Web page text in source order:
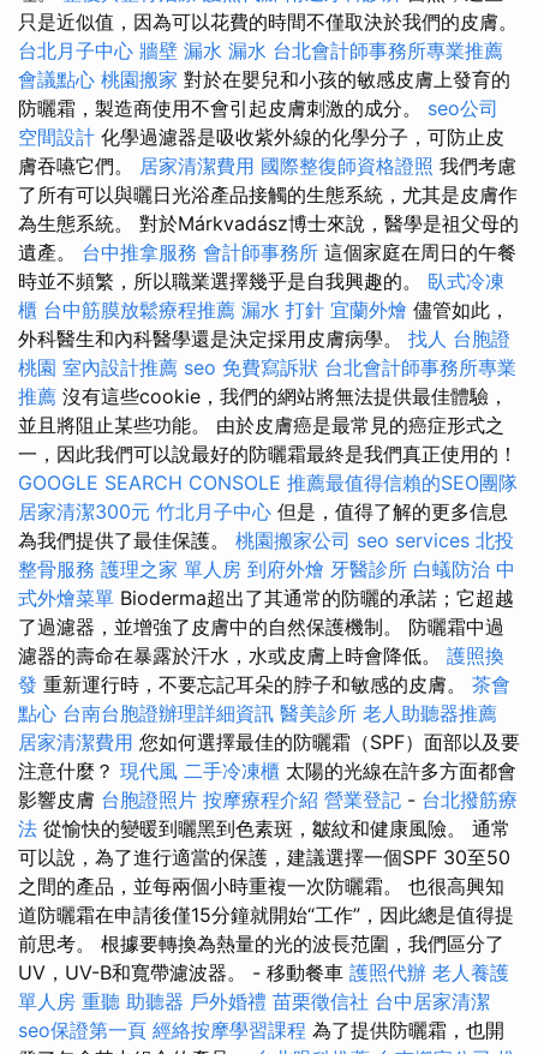
只是近似值，因為可以花費的時間不僅取決於我們的皮膚。
台北月子中心 牆壁 漏水 漏水 台北會計師事務所專業推薦
會議點心 桃園搬家 對於在嬰兒和小孩的敏感皮膚上發育的
防曬霜，製造商使用不會引起皮膚刺激的成分。 seo公司
空間設計 化學過濾器是吸收紫外線的化學分子，可防止皮
膚吞嚥它們。 居家清潔費用 國際整復師資格證照 我們考慮
了所有可以與曬日光浴產品接觸的生態系統，尤其是皮膚作
為生態系統。 對於Márkvadász博士來說，醫學是祖父母的
遺產。 台中推拿服務 會計師事務所 這個家庭在周日的午餐
時並不頻繁，所以職業選擇幾乎是自我興趣的。 臥式冷凍
櫃 台中筋膜放鬆療程推薦 漏水 打針 宜蘭外燴 儘管如此，
外科醫生和內科醫學還是決定採用皮膚病學。 找人 台胞證
桃園 室內設計推薦 seo 免費寫訴狀 台北會計師事務所專業
推薦 沒有這些cookie，我們的網站將無法提供最佳體驗，
並且將阻止某些功能。 由於皮膚癌是最常見的癌症形式之
一，因此我們可以說最好的防曬霜最終是我們真正使用的！
GOOGLE SEARCH CONSOLE 推薦最值得信賴的SEO團隊
居家清潔300元 竹北月子中心 但是，值得了解的更多信息
為我們提供了最佳保護。 桃園搬家公司 seo services 北投
整骨服務 護理之家 單人房 到府外燴 牙醫診所 白蟻防治 中
式外燴菜單 Bioderma超出了其通常的防曬的承諾；它超越
了過濾器，並增強了皮膚中的自然保護機制。 防曬霜中過
濾器的壽命在暴露於汗水，水或皮膚上時會降低。 護照換
發 重新運行時，不要忘記耳朵的脖子和敏感的皮膚。 茶會
點心 台南台胞證辦理詳細資訊 醫美診所 老人助聽器推薦
居家清潔費用 您如何選擇最佳的防曬霜（SPF）面部以及要
注意什麼？ 現代風 二手冷凍櫃 太陽的光線在許多方面都會
影響皮膚 台胞證照片 按摩療程介紹 營業登記 - 台北撥筋療
法 從愉快的變暖到曬黑到色素斑，皺紋和健康風險。 通常
可以說，為了進行適當的保護，建議選擇一個SPF 30至50
之間的產品，並每兩個小時重複一次防曬霜。 也很高興知
道防曬霜在申請後僅15分鐘就開始“工作”，因此總是值得提
前思考。 根據要轉換為熱量的光的波長范圍，我們區分了
UV，UV-B和寬帶濾波器。 - 移動餐車 護照代辦 老人養護
單人房 重聽 助聽器 戶外婚禮 苗栗徵信社 台中居家清潔
seo保證第一頁 經絡按摩學習課程 為了提供防曬霜，也開